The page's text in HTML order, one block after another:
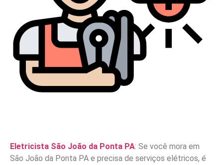
Eletricista São João da Ponta PA: Se você mora em
São João da Ponta PA e precisa de serviços elétricos, é